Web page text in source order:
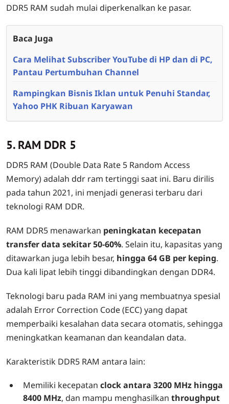
DDR5 RAM sudah mulai diperkenalkan ke pasar.
Baca Juga
Cara Melihat Subscriber YouTube di HP dan di PC,
Pantau Pertumbuhan Channel
Rampingkan Bisnis Iklan untuk Penuhi Standar,
Yahoo PHK Ribuan Karyawan
5. RAM DDR 5
DDR5 RAM (Double Data Rate 5 Random Access
Memory) adalah ddr ram tertinggi saat ini. Baru dirilis
pada tahun 2021, ini menjadi generasi terbaru dari
teknologi RAM DDR.
RAM DDR5 menawarkan peningkatan kecepatan
transfer data sekitar 50-60%. Selain itu, kapasitas yang
ditawarkan juga lebih besar, hingga 64 GB per keping.
Dua kali lipat lebih tinggi dibandingkan dengan DDR4.
Teknologi baru pada RAM ini yang membuatnya spesial
adalah Error Correction Code (ECC) yang dapat
memperbaiki kesalahan data secara otomatis, sehingga
meningkatkan keamanan dan keandalan data.
Karakteristik DDR5 RAM antara lain:
Memiliki kecepatan clock antara 3200 MHz hingga
8400 MHz, dan mampu menghasilkan throughput